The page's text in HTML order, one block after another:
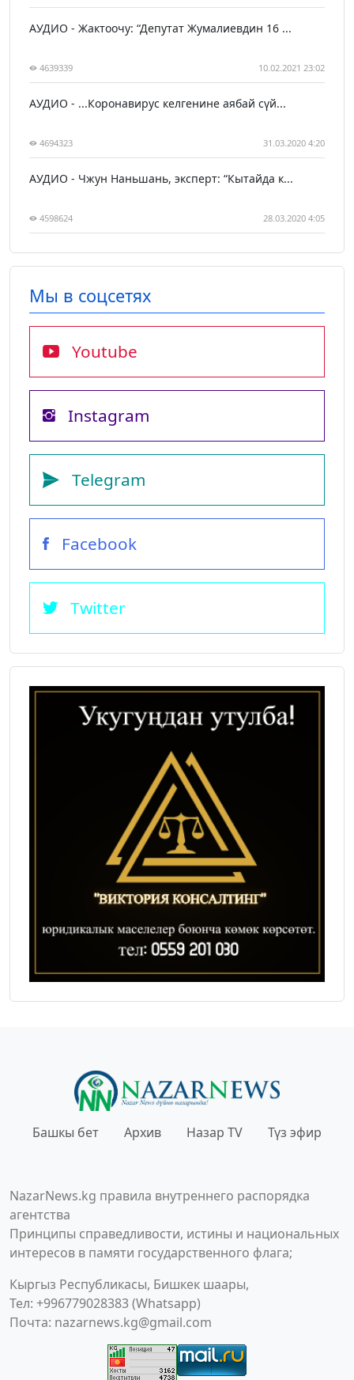
АУДИО - Жактоочу: “Депутат Жумалиевдин 16 ...
4639339 10.02.2021 23:02
АУДИО - ...Коронавирус келгенине аябай сүй...
4694323 31.03.2020 4:20
АУДИО - Чжун Наньшань, эксперт: “Кытайда к...
4598624 28.03.2020 4:05
Мы в соцсетях
Youtube
Instagram
Telegram
Facebook
Twitter
Башкы бет Архив Назар TV Түз эфир
NazarNews.kg правила внутреннего распорядка
агентства
Принципы справедливости, истины и национальных
интересов в памяти государственного флага;
Кыргыз Республикасы, Бишкек шаары,
Тел: +996779028383 (Whatsapp)
Почта: nazarnews.kg@gmail.com